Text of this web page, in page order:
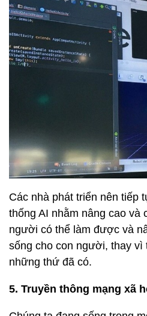
Các nhà phát triển nên tiếp
thống AI nhằm nâng cao và
người có thể làm được và
sống cho con người, thay vì
những thứ đã có.
5. Truyền thông mạng xã